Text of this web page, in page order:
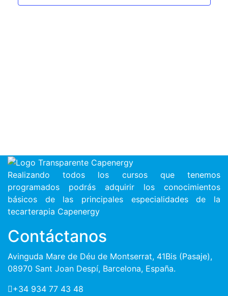
Realizando todos los cursos que tenemos
programados podrás adquirir los conocimientos
básicos de las principales especialidades de la
tecarterapia Capenergy
Contáctanos
Avinguda Mare de Déu de Montserrat, 41Bis (Pasaje),
08970 Sant Joan Despí, Barcelona, España.
+34 934 77 43 48